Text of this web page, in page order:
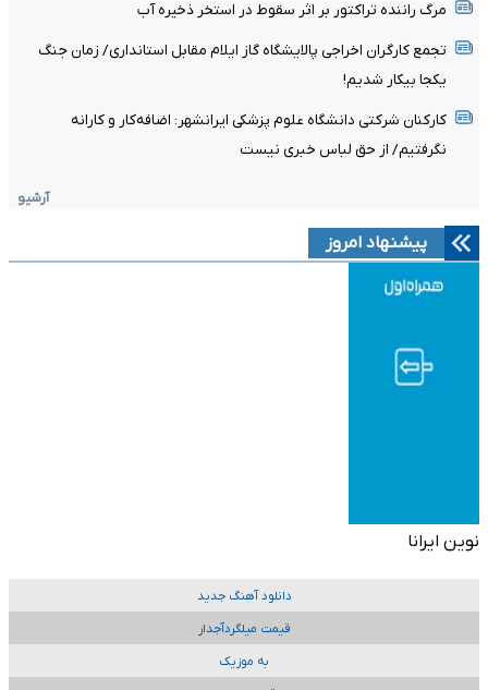
مرگ راننده تراکتور بر اثر سقوط در استخر ذخیره آب
تجمع کارگران اخراجی پالایشگاه گاز ایلام مقابل استانداری/ زمان جنگ
یکجا بیکار شدیم!
کارکنان شرکتی دانشگاه علوم پزشکی ایرانشهر: اضافه‌کار و کارانه
نگرفتیم/ از حق لباس خبری نیست
آرشیو
پیشنهاد امروز
نوین ایرانا
دانلود آهنگ جدید
قیمت میلگردآجدار
به موزیک